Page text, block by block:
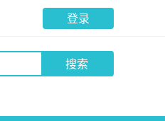
登录
搜索